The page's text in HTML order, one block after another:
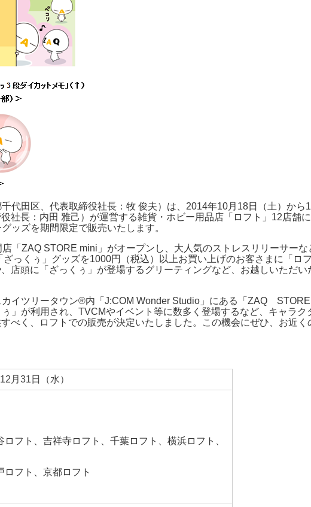
代田区、代表取締役社長：牧 俊夫）は、2014年10月18日（土）から
社長：内田 雅己）が運営する雑貨・ホビー用品店「ロフト」12店舗
ッズを期間限定で販売いたします。
「ZAQ STORE mini」がオープンし、大人気のストレスリリーサー
っくぅ」グッズを1000円（税込）以上お買い上げのお客さまに「ロ
店頭に「ざっくぅ」が登場するグリーティングなど、お越しいただ
カイツリータウン®内「J:COM Wonder Studio」にある「ZAQ
」が利用され、TVCMやイベント等に数多く登場するなど、キャラク
べく、ロフトでの販売が決定いたしました。この機会にぜひ、お近く
月31日（水）
フト、吉祥寺ロフト、千葉ロフト、横浜ロフト、
フト、京都ロフト